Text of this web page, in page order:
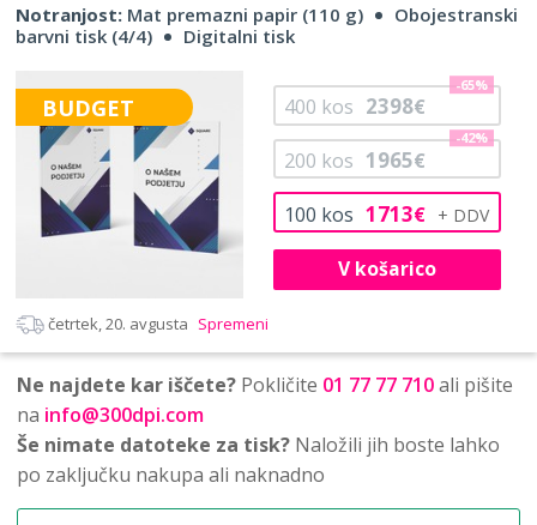
Notranjost: Mat premazni papir (110 g)
Obojestranski
barvni tisk (4/4)
Digitalni tisk
BUDGET
100 kos 1713€
200 kos 1965€
-42%
400 kos 2398€
-65%
V košarico
četrtek, 20. avgusta Spremeni
Ne najdete kar iščete? Pokličite 01 77 77 710ali pišite
na info@300dpi.com
Še nimate datoteke za tisk? Naložili jih boste lahko
po zaključku nakupa ali naknadno